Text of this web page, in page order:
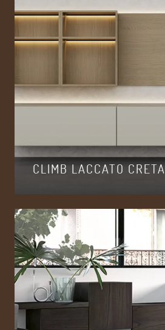
CLIMB LACCATO CRETA